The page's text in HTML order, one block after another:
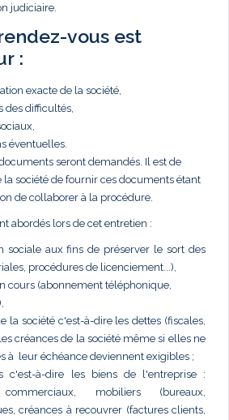
judiciaire.
vous est
:
exacte de la société,
des difficultés,
éventuelles.
seront demandés. Il est de
la société de fournir ces documents étant
de collaborer à la procédure.
abordés lors de cet entretien :
sociale aux fins de préserver le sort des
procédures de licenciement...),
cours (abonnement téléphonique,
la société c'est-à-dire les dettes (fiscales,
créances de la société même si elles ne
à leur échéance deviennent exigibles ;
c'est-à-dire les biens de l'entreprise :
mobiliers (bureaux,
créances à recouvrer (factures clients,